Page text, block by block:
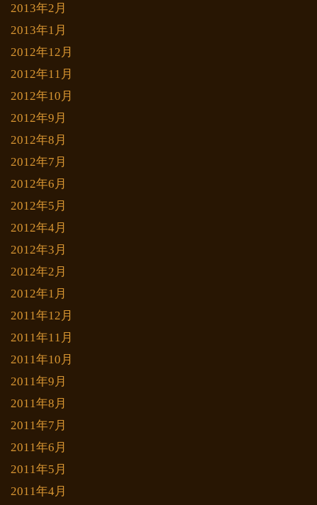
2013年2月
2013年1月
2012年12月
2012年11月
2012年10月
2012年9月
2012年8月
2012年7月
2012年6月
2012年5月
2012年4月
2012年3月
2012年2月
2012年1月
2011年12月
2011年11月
2011年10月
2011年9月
2011年8月
2011年7月
2011年6月
2011年5月
2011年4月